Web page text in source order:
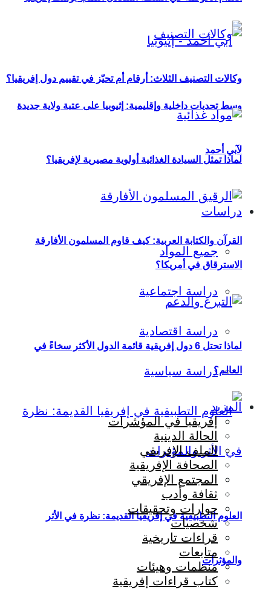
وسط تحديات داخلية وإقليمية: إثيوبيا على عتبة ولاية جديدة
لآبي أحمد
دراسات
جميع المواد
دراسة اجتماعية
دراسة اقتصادية
دراسة سياسية
العلوم التطبيقية في إفريقيا القديمة: نظرة في الأثر
والمؤثرات
وكالات التصنيف الثلاث: أرقام أم تحيّز في تقييم دول إفريقيا؟
لماذا تمثل السيادة الغذائية أولوية مصيرية لإفريقيا؟
القرآن والكتابة العربية: كيف قاوم المسلمون الأفارقة
الاسترقاق في أمريكا؟
لماذا تحتل 6 دول إفريقية قائمة الدول الأكثر سخاءً في
العالم؟
المزيد
إفريقيا في المؤشرات
الحالة الدينية
الملف الإفريقي
الصحافة الإفريقية
المجتمع الإفريقي
ثقافة وأدب
حوارات وتحقيقات
شخصيات
قراءات تاريخية
متابعات
منظمات وهيئات
كتاب قراءات إفريقية